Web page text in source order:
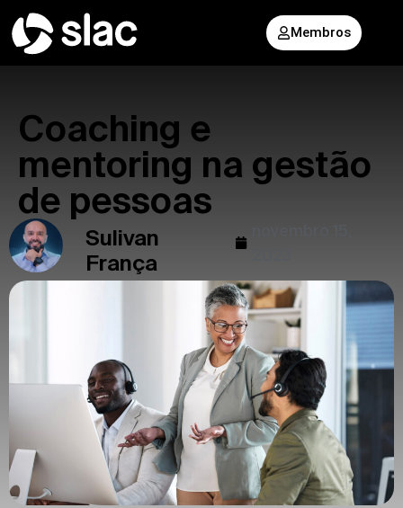
Membros
Coaching e
mentoring na gestão
de pessoas
Sulivan
França